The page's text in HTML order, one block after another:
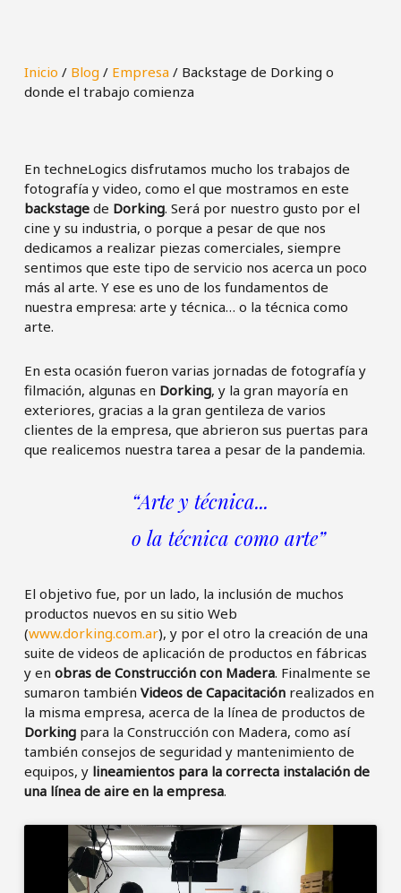
Inicio / Blog / Empresa / Backstage de Dorking o
donde el trabajo comienza
En techneLogics disfrutamos mucho los trabajos de
fotografía y video, como el que mostramos en este
backstagede Dorking. Será por nuestro gusto por el
cine y su industria, o porque a pesar de que nos
dedicamos a realizar piezas comerciales, siempre
sentimos que este tipo de servicio nos acerca un poco
más al arte. Y ese es uno de los fundamentos de
nuestra empresa: arte y técnica… o la técnica como
arte.
En esta ocasión fueron varias jornadas de fotografía y
filmación, algunas en Dorking, y la gran mayoría en
exteriores, gracias a la gran gentileza de varios
clientes de la empresa, que abrieron sus puertas para
que realicemos nuestra tarea a pesar de la pandemia.
“Arte y técnica...
o la técnica como arte”
El objetivo fue, por un lado, la inclusión de muchos
productos nuevos en su sitio Web
(www.dorking.com.ar), y por el otro la creación de una
suite de videos de aplicación de productos en fábricas
y en obras de Construcción con Madera. Finalmente se
sumaron también Videos de Capacitaciónrealizados en
la misma empresa, acerca de la línea de productos de
Dorkingpara la Construcción con Madera, como así
también consejos de seguridad y mantenimiento de
equipos, y lineamientos para la correcta instalación de
una línea de aire en la empresa.